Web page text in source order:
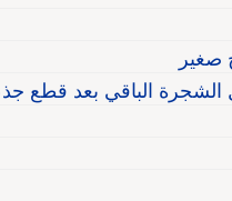
صغير
الشجرة الباقي بعد قطع